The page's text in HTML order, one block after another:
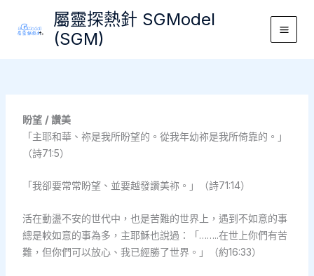
屬靈探熱針 SGModel
(SGM)
Main
盼望 / 讚美
「主耶和華、祢是我所盼望的。從我年幼祢是我所倚靠的。」
（詩71:5）
「我卻要常常盼望、並要越發讚美祢。」（詩71:14）
活在動盪不安的世代中，也是苦難的世界上，遇到不如意的事
總是較如意的事為多，主耶穌也說過：「……..在世上你們有苦
難，但你們可以放心、我已經勝了世界。」（約16:33）